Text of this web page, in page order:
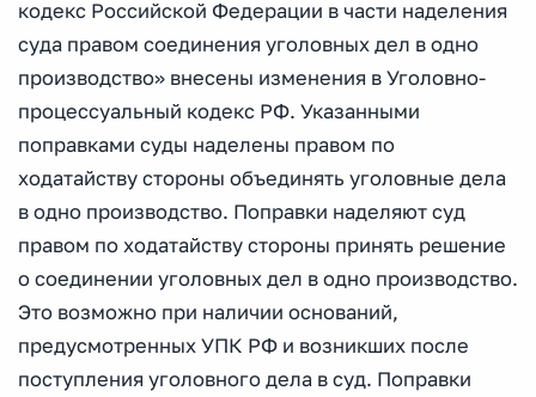
кодекс Российской Федерации в части наделения
суда правом соединения уголовных дел в одно
производство» внесены изменения в Уголовно-
процессуальный кодекс РФ. Указанными
поправками суды наделены правом по
ходатайству стороны объединять уголовные дела
в одно производство. Поправки наделяют суд
правом по ходатайству стороны принять решение
о соединении уголовных дел в одно производство.
Это возможно при наличии оснований,
предусмотренных УПК РФ и возникших после
поступления уголовного дела в суд. Поправки